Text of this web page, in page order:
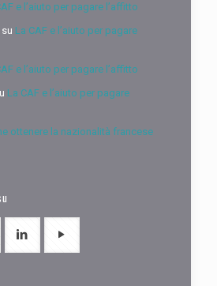
e l’aiuto per pagare l’affitto
su La CAF e l’aiuto per pagare
e l’aiuto per pagare l’affitto
La CAF e l’aiuto per pagare
ottenere la nazionalità francese